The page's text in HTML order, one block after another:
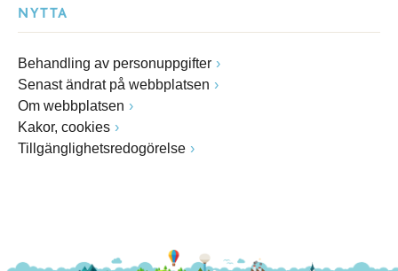
NYTTA
Behandling av personuppgifter
Senast ändrat på webbplatsen
Om webbplatsen
Kakor, cookies
Tillgänglighetsredogörelse